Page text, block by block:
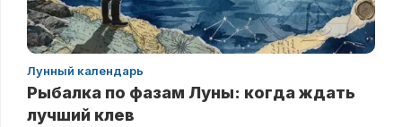
Лунный календарь
Рыбалка по фазам Луны: когда ждать
лучший клев